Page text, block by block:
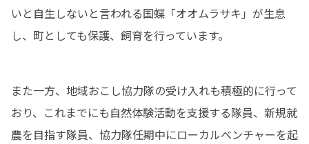
いと自生しないと言われる国蝶「オオムラサキ」が生息
し、町としても保護、飼育を行っています。
また一方、地域おこし協力隊の受け入れも積極的に行って
おり、これまでにも自然体験活動を支援する隊員、新規就
農を目指す隊員、協力隊任期中にローカルベンチャーを起